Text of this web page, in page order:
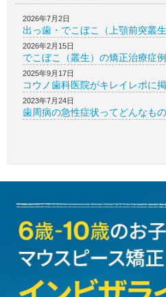
2026年7月2日
出っ歯・でこぼこ（上顎前突叢
2026年2月15日
でこぼこ（叢生）の矯正治療症例
2025年9月17日
コウノ歯科医院がキレイレポに
2023年7月24日
歯周病の急性症状ってどんなも